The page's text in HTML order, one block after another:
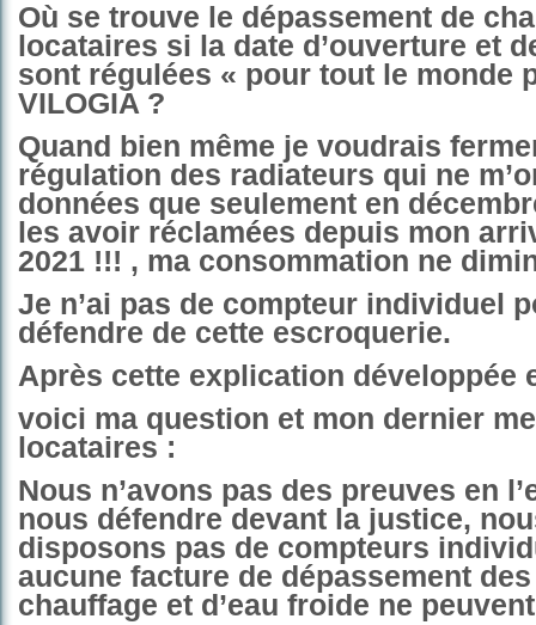
Où se trouve le dépassement de
locataires si la date d’ouverture et
sont régulées « pour tout le monde
VILOGIA ?
Quand bien même je voudrais
régulation des radiateurs qui ne
données que seulement en
les avoir réclamées depuis mon
2021 !!! , ma consommation ne
Je n’ai pas de compteur individuel
défendre de cette escroquerie.
Après cette explication développée
voici ma question et mon dernier
locataires :
Nous n’avons pas des preuves en
nous défendre devant la justice,
disposons pas de compteurs
aucune facture de dépassement
chauffage et d’eau froide ne